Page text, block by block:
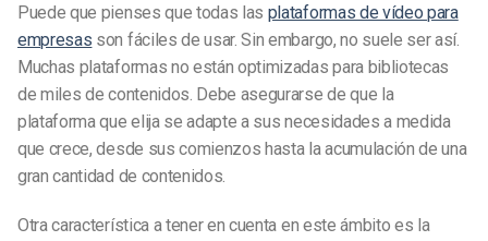
Puede que pienses que todas las plataformas de vídeo para
empresas son fáciles de usar. Sin embargo, no suele ser así.
Muchas plataformas no están optimizadas para bibliotecas
de miles de contenidos. Debe asegurarse de que la
plataforma que elija se adapte a sus necesidades a medida
que crece, desde sus comienzos hasta la acumulación de una
gran cantidad de contenidos.
Otra característica a tener en cuenta en este ámbito es la